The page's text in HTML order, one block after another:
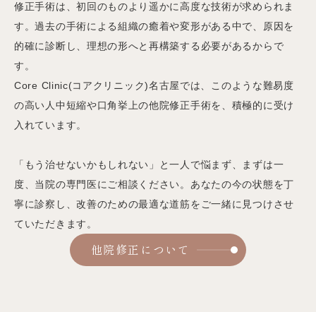
修正手術は、初回のものより遥かに高度な技術が求められま
す。過去の手術による組織の癒着や変形がある中で、原因を
的確に診断し、理想の形へと再構築する必要があるからで
す。
Core Clinic(コアクリニック)名古屋では、このような難易度
の高い人中短縮や口角挙上の他院修正手術を、積極的に受け
入れています。
「もう治せないかもしれない」と一人で悩まず、まずは一
度、当院の専門医にご相談ください。あなたの今の状態を丁
寧に診察し、改善のための最適な道筋をご一緒に見つけさせ
ていただきます。
他院修正について